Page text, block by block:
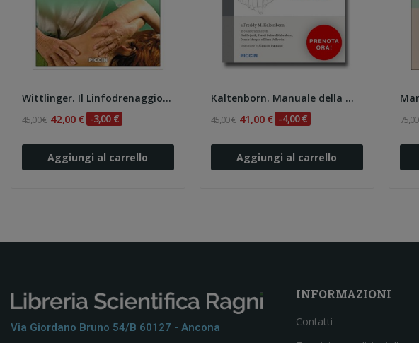
Wittlinger. Il Linfodrenaggio Manuale secondo...
45,00 € 42,00 € -3,00 €
Aggiungi al carrello
Kaltenborn. Manuale della Mobilizzazione delle...
45,00 € 41,00 € -4,00 €
Aggiungi al carrello
Via Giordano Bruno 54/b 60127 - Ancona
INFORMAZIONI
Contatti